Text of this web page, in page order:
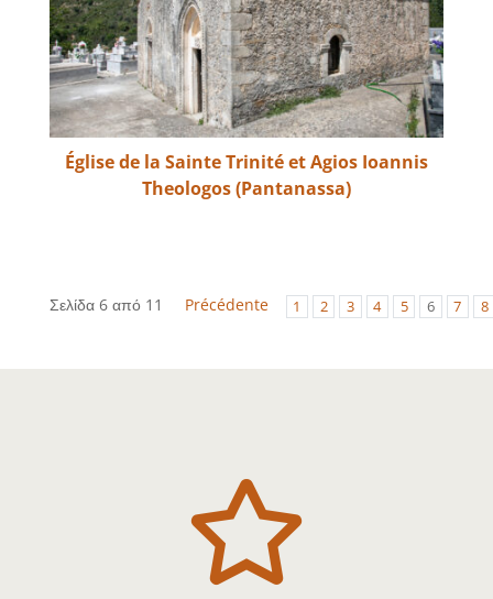
Église de la Sainte Trinité et Agios Ioannis
Theologos (Pantanassa)
Σελίδα 6 από 11 Précédente 1 2 3 4 5 6 7 8
